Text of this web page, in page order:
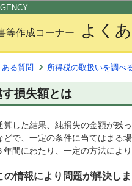
等作成コーナー よく
る質問 所得税の取扱いを調べ
損失額とは
した結果、純損失の金額が残
どで、一定の条件に当てはまる
間にわたり、一定の方法によ
の情報により問題が解決し